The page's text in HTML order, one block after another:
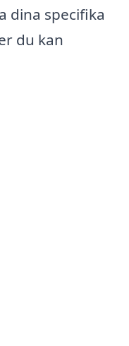
dina specifika
du kan